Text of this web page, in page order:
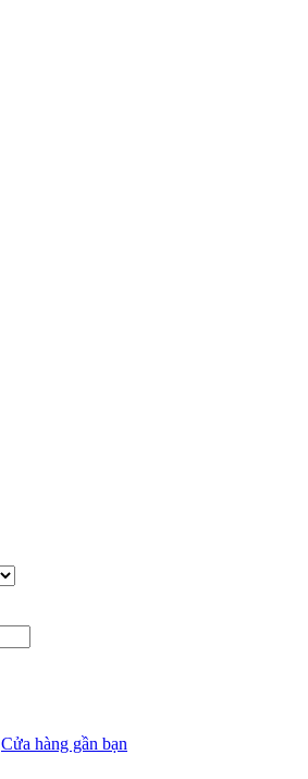
Cửa hàng gần bạn